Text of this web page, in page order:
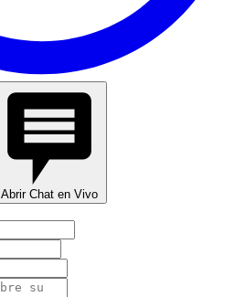
Abrir Chat en Vivo